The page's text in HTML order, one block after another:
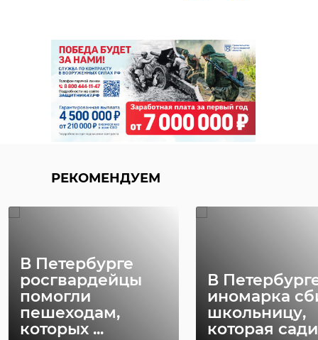
РЕКОМЕНДУЕМ
В Петербурге
росгвардейцы
помогли
пешеходам,
которых ...
В
иномарка
школьницу,
которая